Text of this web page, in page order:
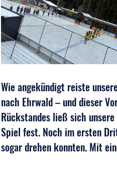
Wie angekündigt reiste
nach Ehrwald – und dieser
Rückstandes ließ sich
Spiel fest. Noch im ersten
sogar drehen konnten. Mit